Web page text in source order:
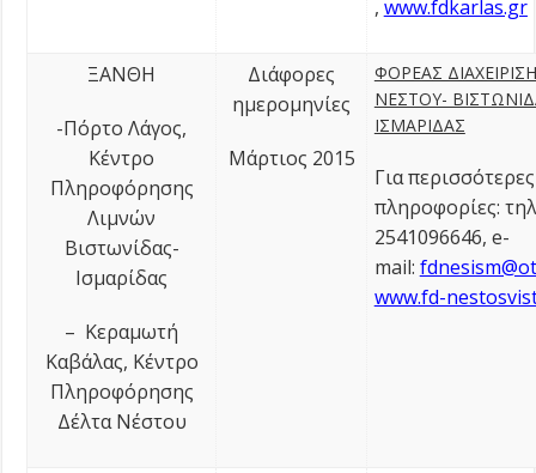
, www.fdkarlas.gr
ΞΑΝΘΗ
-Πόρτο Λάγος,
Κέντρο
Πληροφόρησης
Λιμνών
Βιστωνίδας-
Ισμαρίδας
– Κεραμωτή
Καβάλας, Κέντρο
Πληροφόρησης
Δέλτα Νέστου
Διάφορες
ημερομηνίες
Μάρτιος 2015
ΦΟΡΕΑΣ
ΝΕΣΤΟΥ-
ΙΣΜΑΡΙΔΑΣ
Για περισσότερες
πληροφορίες:
2541096646, e-
mail:
www.fd-